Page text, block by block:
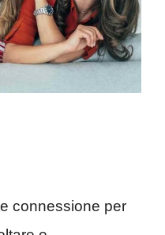
connessione per